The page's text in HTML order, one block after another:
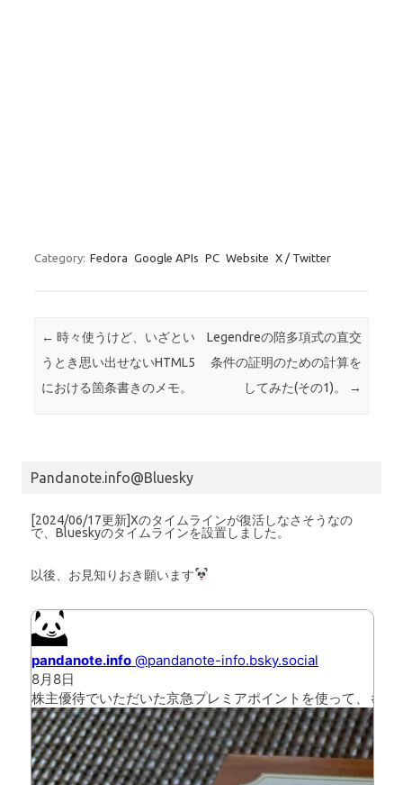
Category: Fedora Google APIs PC Website X / Twitter
Post navigation
← 時々使うけど、いざとい
うとき思い出せないHTML5
における箇条書きのメモ。
Legendreの陪多項式の直交
条件の証明のための計算を
してみた(その1)。
→
Pandanote.info@Bluesky
[2024/06/17更新]Xのタイムラインが復活しなさそうなの
で、Blueskyのタイムラインを設置しました。
以後、お見知りおき願います